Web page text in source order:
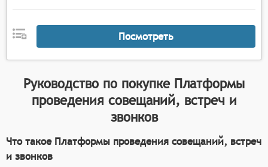
Посмотреть
Руководство по покупке Платформы
проведения совещаний, встреч и
звонков
Что такое Платформы проведения совещаний, встреч
и звонков